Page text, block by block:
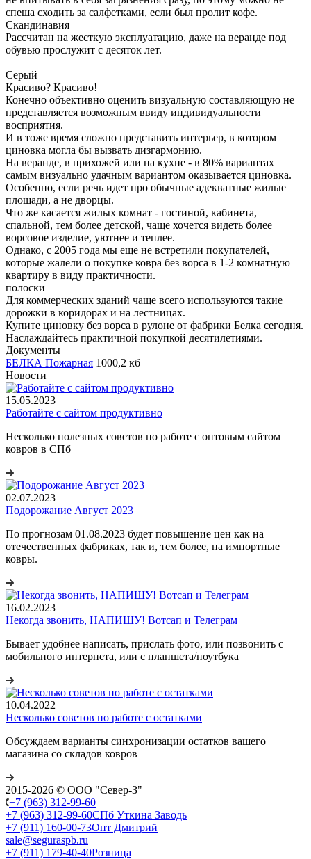
спеша сходить за салфетками, если был пролит кофе.
Скандинавия
Рассчитан на жесткую эксплуатацию, даже на веранде под
обувью прослужит с десяток лет.
Серый
Красиво? Красиво!
Конечно объективно оценить визуальную составляющую не
представляется возможным ввиду индивидуальности
восприятия.
И в тоже время сложно представить интерьер, в котором
циновка могла бы вызвать дизгармонию.
На веранде, в прихожей или на кухне - в 80% вариантах
самым визуально удачным вариантом оказывается циновка.
Особенно, если речь идет про обычные адекватные жилые
площади, а не дворцы.
Что же касается жилых комнат - гостиной, кабинета,
спальной, тем более детской, чаще хочется видеть более
ворсовое изделие, уютнее и теплее.
Однако, с 2005 года мы еще не встретили покупателей,
которые жалели о покупке ковра без ворса в 1-2 комнатную
квартиру в виду практичности.
полоски
Для коммерческих зданий чаще всего используются такие
дорожки в коридорах и на лестницах.
Купите циновку без ворса в рулоне от фабрики Белка сегодня.
Наслаждайтесь практичной покупкой десятилетиями.
Документы
БЕЛКА Пожарная 1000,2 кб
Новости
15.05.2023
Работайте с сайтом продуктивно
Несколько полезных советов по работе с оптовым сайтом
ковров в СПб
02.07.2023
Подорожание Август 2023
По прогнозам 01.08.2023 будет повышение цен как на
отечественных фабриках, так и, тем более, на импортные
ковры.
16.02.2023
Некогда звонить, НАПИШУ! Вотсап и Телеграм
Бывает удобнее написать, прислать фото, или позвонить с
мобильного интернета, или с планшета/ноутбука
10.04.2022
Несколько советов по работе с остатками
Обсуждаем варианты синхронизации остатков вашего
магазина со складов ковров
2015-2026 © ООО "Север-З"
+7 (963) 312-99-60
+7 (963) 312-99-60СПб Уткина Заводь
+7 (911) 160-00-73Опт Дмитрий
sale@seguraspb.ru
+7 (911) 179-40-40Розница